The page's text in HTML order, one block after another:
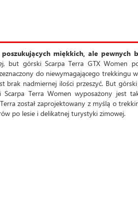
miękkich, ale pewnych
but górski Scarpa Terra GTX Women
do niewymagającego trekkingu
brak nadmiernej ilości przeszyć. But
Terra Women wyposażony jest
został zaprojektowany z myślą o
po lesie i delikatnej turystyki zimowej.